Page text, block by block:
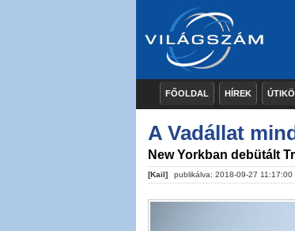
FŐOLDAL HÍREK
A Vadállat
New Yorkban debütált
[Kail] publikálva: 2018-09-27 11:17:00